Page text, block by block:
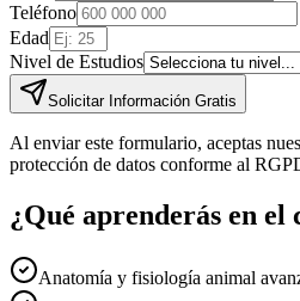
Teléfono
Edad
Nivel de Estudios
Solicitar Información Gratis
Al enviar este formulario, aceptas
protección de datos conforme al
¿Qué aprenderás en el
Anatomía y fisiología animal